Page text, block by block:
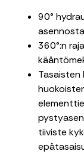
90°
360°:n
Tasaisten
tiiviste